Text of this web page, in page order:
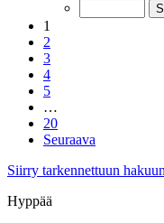
1
2
3
4
5
…
20
Seuraava
Siirry tarkennettuun
Hyppää